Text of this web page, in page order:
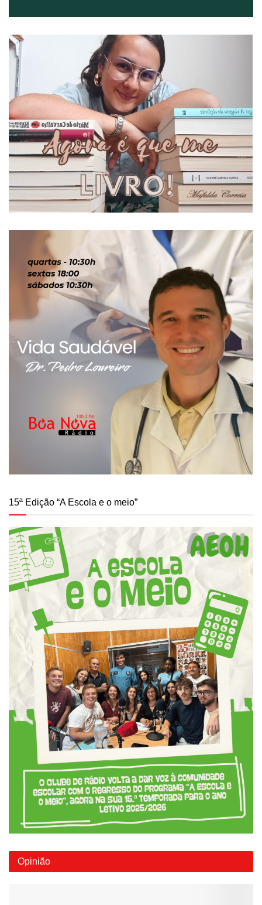
15ª Edição “A Escola e o meio”
Opinião